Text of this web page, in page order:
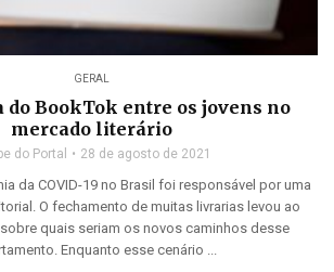
GERAL
BookTok entre os jovens no
mercado literário
do Portal 28 de agosto de 2021
da COVID-19 no Brasil foi responsável por uma
O fechamento de muitas livrarias levou ao
quais seriam os novos caminhos desse
Enquanto esse cenário ...